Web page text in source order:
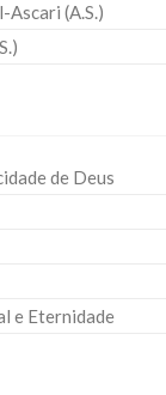
Ascari (A.S.)
de Deus
e Eternidade